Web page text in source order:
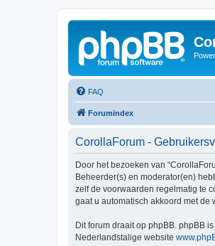
FAQ
Forumindex
CorollaForum -
Door het bezoeken van
Beheerder(s) en moderator(en)
zelf de voorwaarden regelmatig te
gaat u automatisch akkoord met de
Dit forum draait op phpBB. phpBB
Nederlandstalige website